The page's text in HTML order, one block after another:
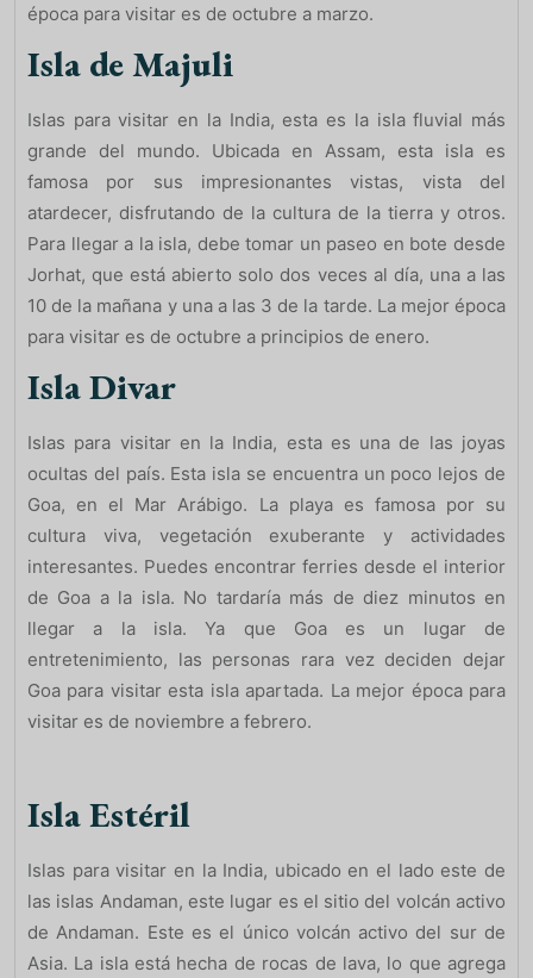
época para visitar es de octubre a marzo.
Isla de Majuli
Islas para visitar en la India, esta es la isla fluvial más
grande del mundo. Ubicada en Assam, esta isla es
famosa por sus impresionantes vistas, vista del
atardecer, disfrutando de la cultura de la tierra y otros.
Para llegar a la isla, debe tomar un paseo en bote desde
Jorhat, que está abierto solo dos veces al día, una a las
10 de la mañana y una a las 3 de la tarde. La mejor época
para visitar es de octubre a principios de enero.
Isla Divar
Islas para visitar en la India, esta es una de las joyas
ocultas del país. Esta isla se encuentra un poco lejos de
Goa, en el Mar Arábigo. La playa es famosa por su
cultura viva, vegetación exuberante y actividades
interesantes. Puedes encontrar ferries desde el interior
de Goa a la isla. No tardaría más de diez minutos en
llegar a la isla. Ya que Goa es un lugar de
entretenimiento, las personas rara vez deciden dejar
Goa para visitar esta isla apartada. La mejor época para
visitar es de noviembre a febrero.
Isla Estéril
Islas para visitar en la India, ubicado en el lado este de
las islas Andaman, este lugar es el sitio del volcán activo
de Andaman. Este es el único volcán activo del sur de
Asia. La isla está hecha de rocas de lava, lo que agrega